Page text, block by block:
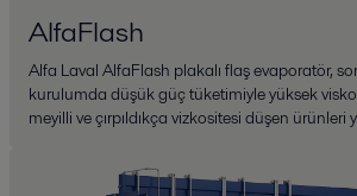
AlfaFlash
Alfa Laval AlfaFlash plakalı flaş evaporatör,
kurulumda düşük güç tüketimiyle yüksek
meyilli ve çırpıldıkça vizkositesi düşen ürünleri